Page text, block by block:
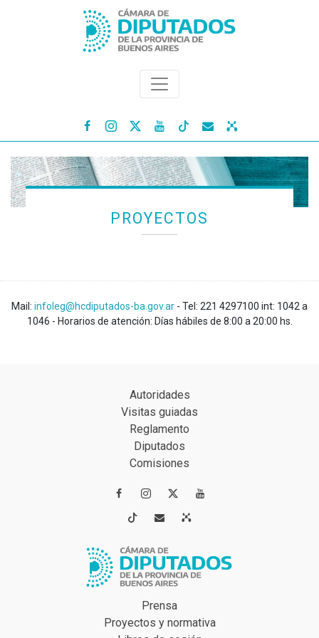
   
PROYECTOS
Mail: infoleg@hcdiputados-ba.gov.ar - Tel: 221 4297100 int: 1042 a
1046 - Horarios de atención: Días hábiles de 8:00 a 20:00 hs.
Autoridades
Visitas guiadas
Reglamento
Diputados
Comisiones
 
 
Prensa
Proyectos y normativa